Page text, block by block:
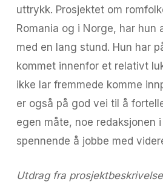
uttrykk. Prosjektet om
Romania og i Norge, har hun
med en lang stund. Hun har
kommet innenfor et relativt
ikke lar fremmede komme
er også på god vei til å
egen måte, noe redaksjonen
spennende å jobbe med
Utdrag fra